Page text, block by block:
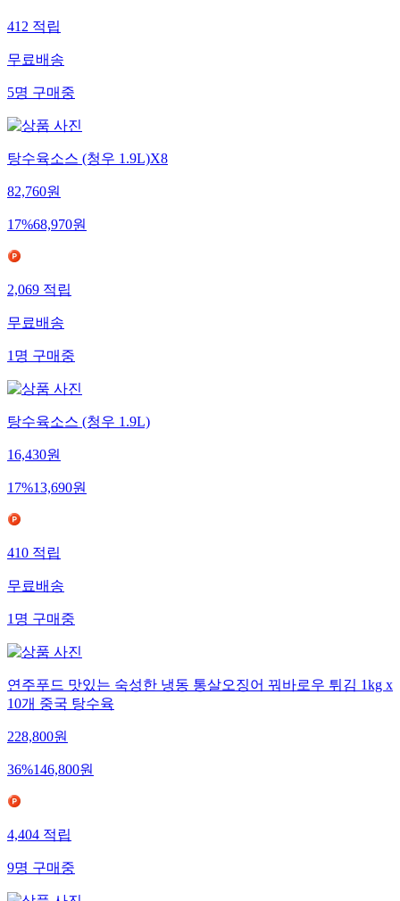
412 적립
무료배송
5명 구매중
탕수육소스 (청우 1.9L)X8
82,760원
17%68,970원
2,069 적립
무료배송
1 명 구매중
탕수육소스 (청우 1.9L)
16,430원
17%13,690원
410 적립
무료배송
1 명 구매중
연주푸드 맛있는 숙성한 냉동 통살오징어 꿔바로우 튀김 1kg x
10개 중국 탕수육
228,800원
36%146,800원
4,404 적립
9명 구매중